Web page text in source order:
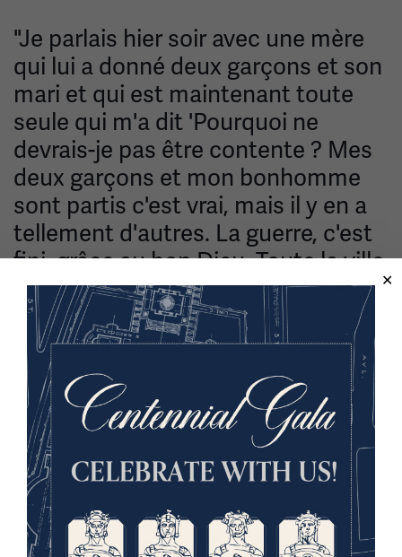
"Je parlais hier soir avec une mère
qui lui a donné deux garçons et son
mari et qui est maintenant toute
seule qui m'a dit 'Pourquoi ne
devrais-je pas être contente ? Mes
deux garçons et mon bonhomme
sont partis c'est vrai, mais il y en a
tellement d'autres. La guerre, c'est
fini, grâce au bon Dieu. Toute la ville
est décorée de drapeaux, de
banderoles en papier et de
banderoles, assez gaiement, et la
nuit, des lanternes brillent à chaque
fenêtre et porte.
— James E. (Ned) Henschel, 11 novembre 1918.
Le 10 novembre, les Allemands ont appris que Kaiser
Wilhelm II avait abdiqué et des instructions du nouveau
gouvernement leur demandant de signer l'armistice. A 5